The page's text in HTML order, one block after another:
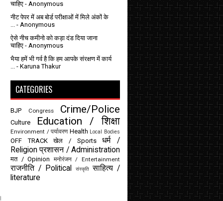
चाहिए - Anonymous
नीट पेपर में अब बोर्ड परीक्षाओं में मिले अंकों के
- Anonymous
ऐसे नीच कमीनो को कड़ा दंड दिया जाना
चाहिए - Anonymous
भैया हमें भी गर्व है कि हम आपके संरक्षण में कार्य
- Karuna Thakur
CATEGORIES
BJP Congress Crime/Police
Culture Education / शिक्षा
Environment / पर्यावरण Health Local Bodies
OFF TRACK खेल / Sports
धर्म /
Religion प्रशासन / Administration
मत / Opinion मनोरंजन / Entertainment
राजनीति / Political संस्कृति साहित्य /
literature